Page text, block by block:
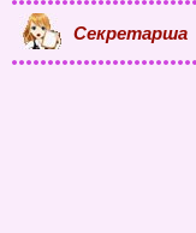
Секретарша